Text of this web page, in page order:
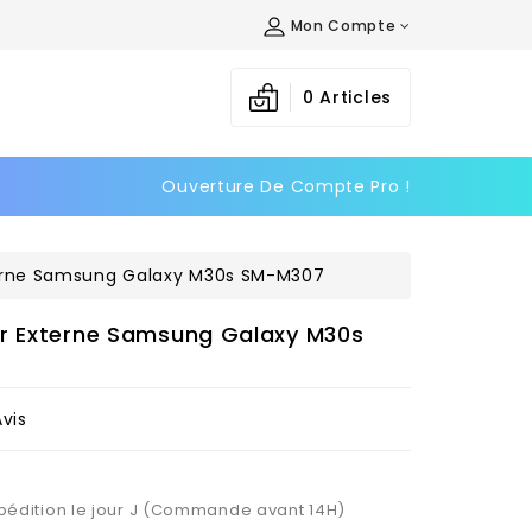
Mon Compte
0 Articles
Ouverture De Compte Pro !
Samsung Galaxy M30s SM-M307
Samsung Galaxy M30s
le jour J (Commande avant 14H)